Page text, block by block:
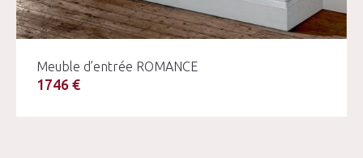
Meuble d’entrée ROMANCE
1746 €